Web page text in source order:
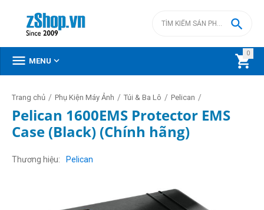
0


 MENU 
Trang chủ / Phụ Kiện Máy Ảnh / Túi & Ba Lô / Pelican /
Pelican 1600EMS Protector EMS
Case (Black) (Chính hãng)
Thương hiệu Pelican